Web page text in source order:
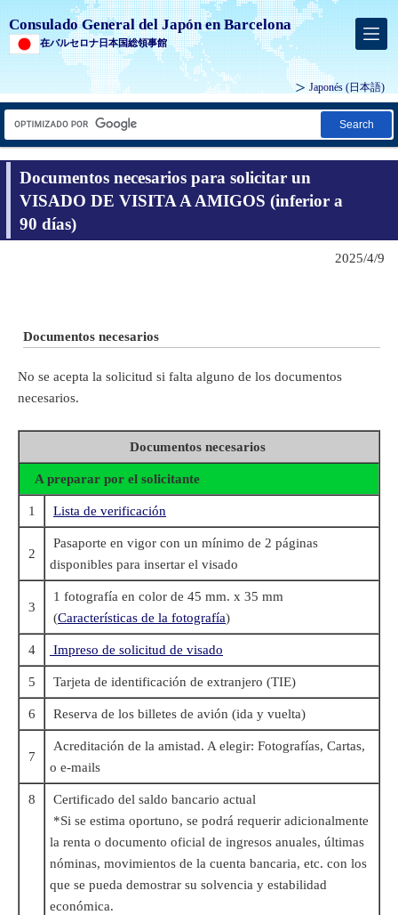
Consulado General del Japón en Barcelona
在バルセロナ日本国総領事館
Japonés (日本語)
Search
Documentos necesarios para solicitar un
VISADO DE VISITA A AMIGOS (inferior a
90 días)
2025/4/9
Documentos necesarios
No se acepta la solicitud si falta alguno de los documentos
necesarios.
Documentos necesarios
A preparar por el solicitante
1 Lista de verificación
2
Pasaporte en vigor con un mínimo de 2 páginas
disponibles para insertar el visado
3
1 fotografía en color de 45 mm. x 35 mm
(Características de la fotografía)
4 Impreso de solicitud de visado
5 Tarjeta de identificación de extranjero (TIE)
6 Reserva de los billetes de avión (ida y vuelta)
7
Acreditación de la amistad. A elegir: Fotografías, Cartas,
o e-mails
8
Certificado del saldo bancario actual
*Si se estima oportuno, se podrá requerir adicionalmente
la renta o documento oficial de ingresos anuales, últimas
nóminas, movimientos de la cuenta bancaria, etc. con los
que se pueda demostrar su solvencia y estabilidad
económica.